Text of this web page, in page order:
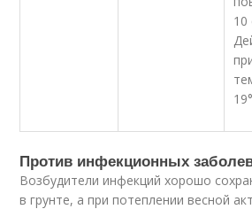
10
Против инфекционных
Возбудители инфекций хорошо
в грунте, а при потеплении весной